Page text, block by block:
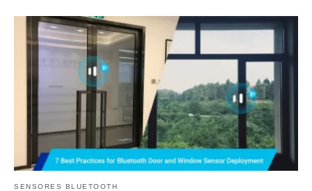
SENSORES BLUETOOTH